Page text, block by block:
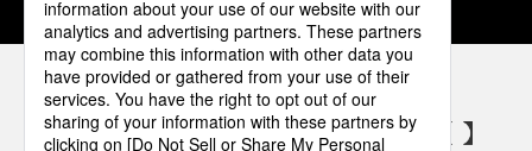
パナソニックの電気設備 SNSアカウント